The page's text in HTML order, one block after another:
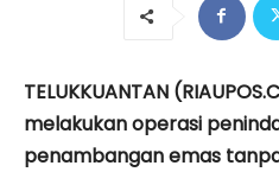
TELUKKUANTAN
melakukan operasi
penambangan emas